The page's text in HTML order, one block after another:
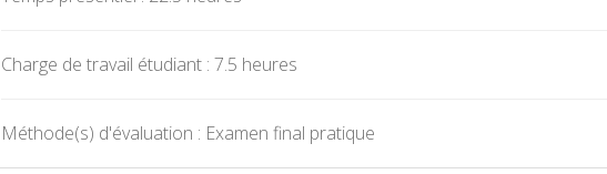
Charge de travail étudiant : 7.5 heures
Méthode(s) d'évaluation : Examen final pratique